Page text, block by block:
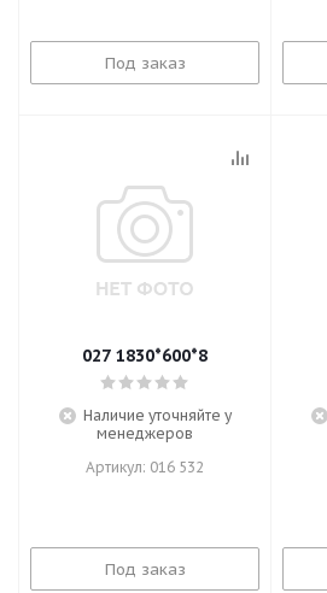
Под заказ
027 1830*600*8
Наличие уточняйте у
менеджеров
Артикул: 016 532
Под заказ